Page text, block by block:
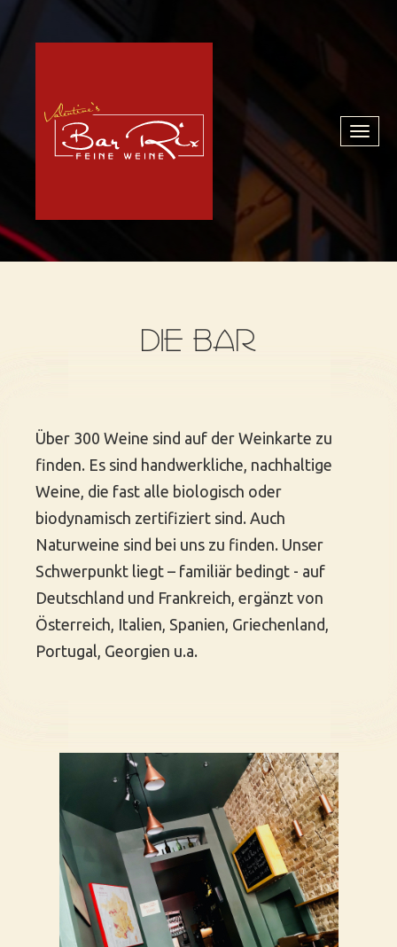
Toggle
DIE BAR
Über 300 Weine sind auf der Weinkarte zu
finden. Es sind handwerkliche, nachhaltige
Weine, die fast alle biologisch oder
biodynamisch zertifiziert sind. Auch
Naturweine sind bei uns zu finden. Unser
Schwerpunkt liegt – familiär bedingt - auf
Deutschland und Frankreich, ergänzt von
Österreich, Italien, Spanien, Griechenland,
Portugal, Georgien u.a.